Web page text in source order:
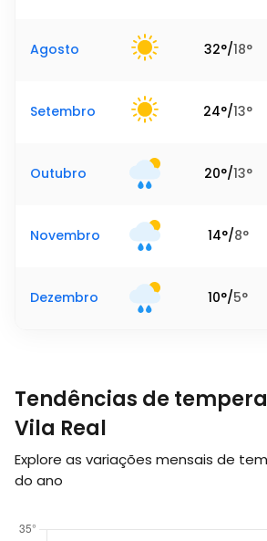
Agosto 32°/18°
Setembro 24°/13°
Outubro 20°/13°
Novembro 14°/8°
Dezembro 10°/5°
Tendências de
Vila Real
Explore as variações mensais de
do ano